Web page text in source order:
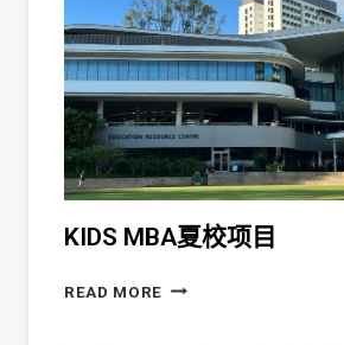
KIDS MBA夏校项目
READ MORE